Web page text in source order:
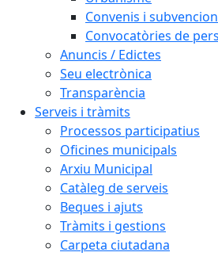
Convenis i
Convocatòries de
Anuncis / Edictes
Seu electrònica
Transparència
Serveis i tràmits
Processos participatius
Oficines municipals
Arxiu Municipal
Catàleg de serveis
Beques i ajuts
Tràmits i gestions
Carpeta ciutadana